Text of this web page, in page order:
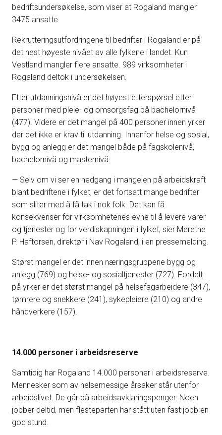
bedriftsundersøkelse, som viser at Rogaland mangler
3475 ansatte.
Rekrutteringsutfordringene til bedrifter i Rogaland er på
det nest høyeste nivået av alle fylkene i landet. Kun
Vestland mangler flere ansatte. 989 virksomheter i
Rogaland deltok i undersøkelsen.
Etter utdanningsnivå er det høyest etterspørsel etter
personer med pleie- og omsorgsfag på bachelornivå
(477). Videre er det mangel på 400 personer innen yrker
der det ikke er krav til utdanning. Innenfor helse og sosial,
bygg og anlegg er det mangel både på fagskolenivå,
bachelornivå og masternivå.
— Selv om vi ser en nedgang i mangelen på arbeidskraft
blant bedriftene i fylket, er det fortsatt mange bedrifter
som sliter med å få tak i nok folk. Det kan få
konsekvenser for virksomhetenes evne til å levere varer
og tjenester og for verdiskapningen i fylket, sier Merethe
P. Haftorsen, direktør i Nav Rogaland, i en pressemelding.
Størst mangel er det innen næringsgruppene bygg og
anlegg (769) og helse- og sosialtjenester (727). Fordelt
på yrker er det størst mangel på helsefagarbeidere (347),
tømrere og snekkere (241), sykepleiere (210) og andre
håndverkere (157).
14.000 personer i arbeidsreserve
Samtidig har Rogaland 14.000 personer i arbeidsreserve.
Mennesker som av helsemessige årsaker står utenfor
arbeidslivet. De går på arbeidsavklaringspenger. Noen
jobber deltid, men flesteparten har stått uten fast jobb en
god stund.